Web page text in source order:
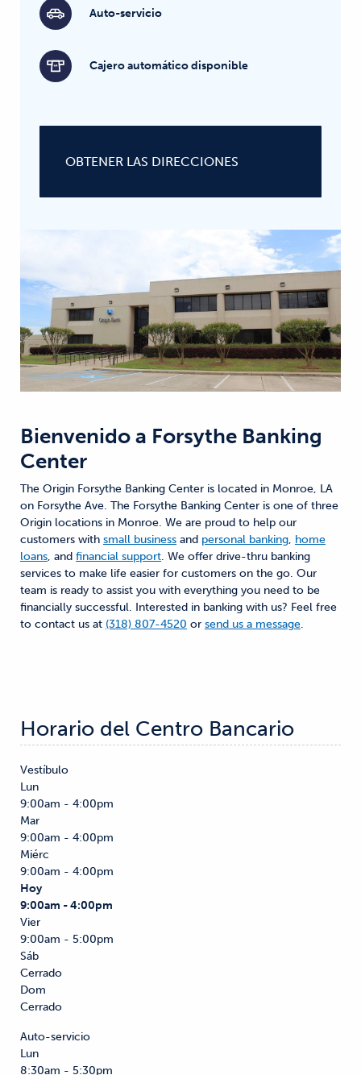
Auto-servicio
Cajero automático disponible
OBTENER LAS DIRECCIONES
Bienvenido a Forsythe Banking
Center
The Origin Forsythe Banking Center is located in Monroe, LA
on Forsythe Ave. The Forsythe Banking Center is one of three
Origin locations in Monroe. We are proud to help our
customers with small business and personal banking, home
loans, and financial support. We offer drive-thru banking
services to make life easier for customers on the go. Our
team is ready to assist you with everything you need to be
financially successful. Interested in banking with us? Feel free
to contact us at (318) 807-4520 or send us a message.
Horario del Centro Bancario
Vestíbulo
Lun
9:00am - 4:00pm
Mar
9:00am - 4:00pm
Miérc
9:00am - 4:00pm
Hoy
9:00am - 4:00pm
Vier
9:00am - 5:00pm
Sáb
Cerrado
Dom
Cerrado
Auto-servicio
Lun
8:30am - 5:30pm